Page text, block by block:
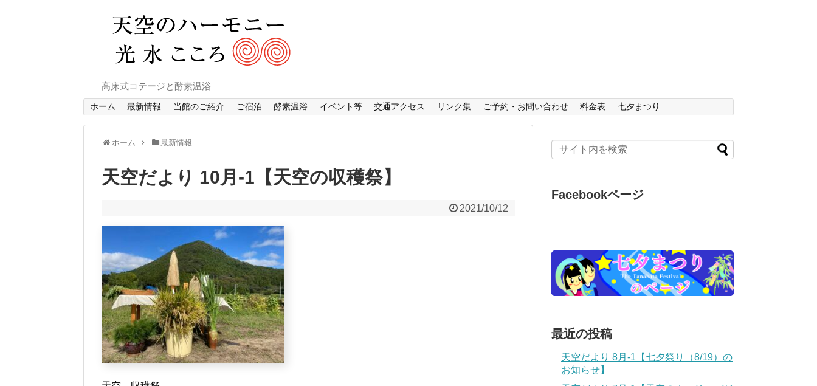
高床式コテージと酵素温浴
ホーム 最新情報 当館のご紹介 ご宿泊 酵素温浴 イベント等 交通アクセス リンク集 ご予約・お問い合わせ 料金表 七夕まつり
ホーム 最新情報
天空だより 10月-1【天空の収穫祭】
2021/10/12
Facebookページ
最近の投稿
天空だより 8月-1【七夕祭り（8/19）の
お知らせ】